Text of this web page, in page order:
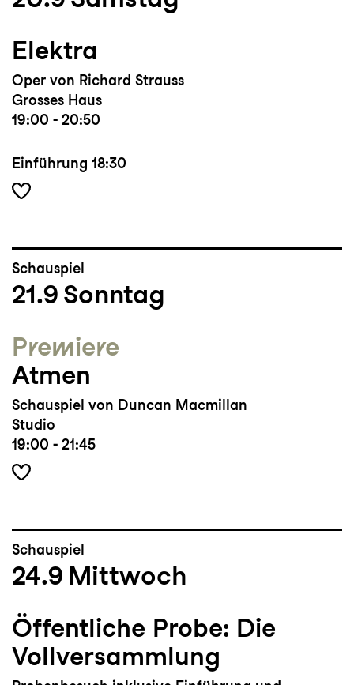
Elektra
Oper von Richard Strauss
Grosses Haus
19:00 - 20:50
Einführung 18:30
Schauspiel
21.9 Sonntag
Premiere
Atmen
Schauspiel von Duncan Macmillan
Studio
19:00 - 21:45
Schauspiel
24.9 Mittwoch
Öffentliche Probe: Die
Vollversammlung